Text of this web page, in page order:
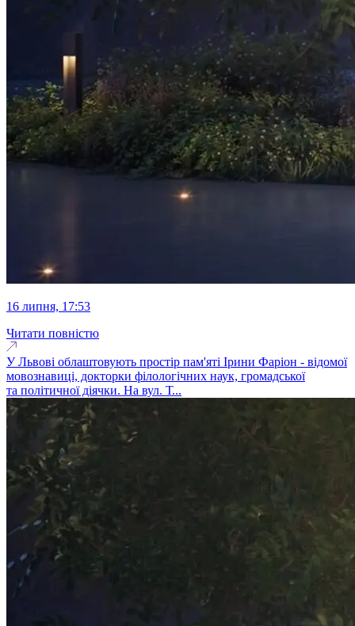
16 липня, 17:53
Читати повністю
У Львові облаштовують простір пам'яті Ірини Фаріон - відомої
мовознавиці, докторки філологічних наук, громадської
та політичної діячки. На вул. Т...